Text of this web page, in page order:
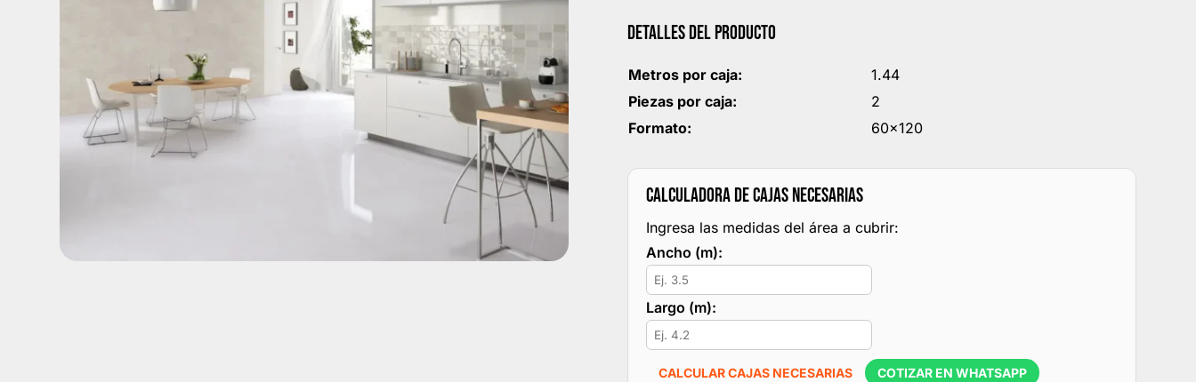
DETALLES DEL PRODUCTO
Metros por caja:
1.44
Piezas por caja:
2
Formato:
60x120
CALCULADORA DE CAJAS NECESARIAS
Ingresa las medidas del área a cubrir:
Ancho (m):
Largo (m):
CALCULAR CAJAS NECESARIAS COTIZAR EN WHATSAPP